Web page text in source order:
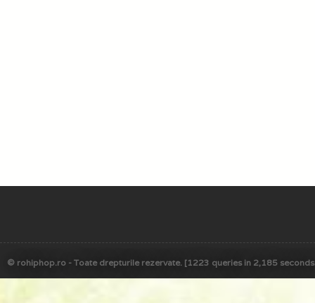
© rohiphop.ro - Toate drepturile rezervate. [1223 queries in 2,185